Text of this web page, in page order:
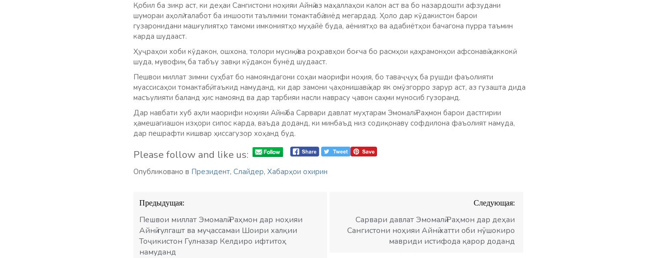
Қобил ба зикр аст, ки деҳаи Сангистони ноҳияи Айнӣ аз маҳаллаҳои калон аст ва бо назардошти афзудани
шумораи аҳолӣ талабот ба иншооти таълимии томактабӣ зиёд мегардад. Ҳоло дар кӯдакистон барои
гузаронидани машғулиятҳо тамоми имкониятҳо муҳайё буда, аёниятҳо ва адабиётҳои бачагона пурра таъмин
карда шудааст.
Ҳуҷраҳои хоби кӯдакон, ошхона, толори мусиқӣ ва роҳравҳои боғча бо расмҳои қаҳрамонҳои афсонавӣ ҳаккокӣ
шуда, мувофиқ ба табъу завқи кӯдакон бунёд шудааст.
Пешвои миллат зимни суҳбат бо намояндагони соҳаи маорифи ноҳия, бо таваҷҷуҳ ба рушди фаъолияти
муассисаҳои томактабӣ, таъкид намуданд, ки дар замони ҷаҳонишавӣ ҳар як омӯзгорро зарур аст, аз гузашта дида
масъулияти баланд ҳис намоянд ва дар тарбияи насли наврасу ҷавон саҳми муносиб гузоранд.
Дар навбати хуб аҳли маорифи ноҳияи Айнӣ ба Сарвари давлат муҳтарам Эмомалӣ Раҳмон барои дастгирии
ҳамешагиашон изҳори сипос карда, ваъда доданд, ки минбаъд низ содиқонаву софдилона фаъолият намуда,
дар пешрафти кишвар ҳиссагузор хоҳанд буд.
Please follow and like us:
Опубликовано в Президент, Слайдер, Хабарҳои охирин
Навигация
по
записям
Предыдущая:
Пешвои миллат Эмомалӣ Раҳмон дар ноҳияи
Айнӣ гулгашт ва муҷассамаи Шоири халқии
Тоҷикистон Гулназар Келдиро ифтитоҳ
намуданд
Следующая:
Сарвари давлат Эмомалӣ Раҳмон дар деҳаи
Сангистони ноҳияи Айнӣ хатти оби нӯшокиро
мавриди истифода қарор доданд